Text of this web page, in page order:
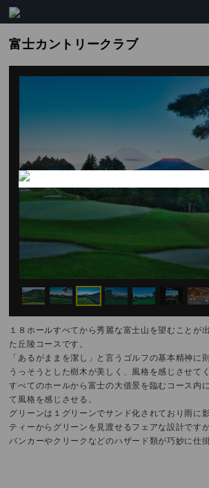
富士カントリークラブ
１８ホールすべてから秀麗な富士山を望むことが
た丘陵コースです。
「あるがままを潔し」と言うゴルフの基本精神に
うっそうとした樹木が美しく、風格を感じさせてく
すべてのホールから富士の大借景を臨むコース内
て風格を感じさせる。
グリーンは１グリーンでサンド化されており雨に
ティーからグリーンを見渡せるフェアな設計ですが
バンカーやクリークなどのハザード類が巧妙に仕